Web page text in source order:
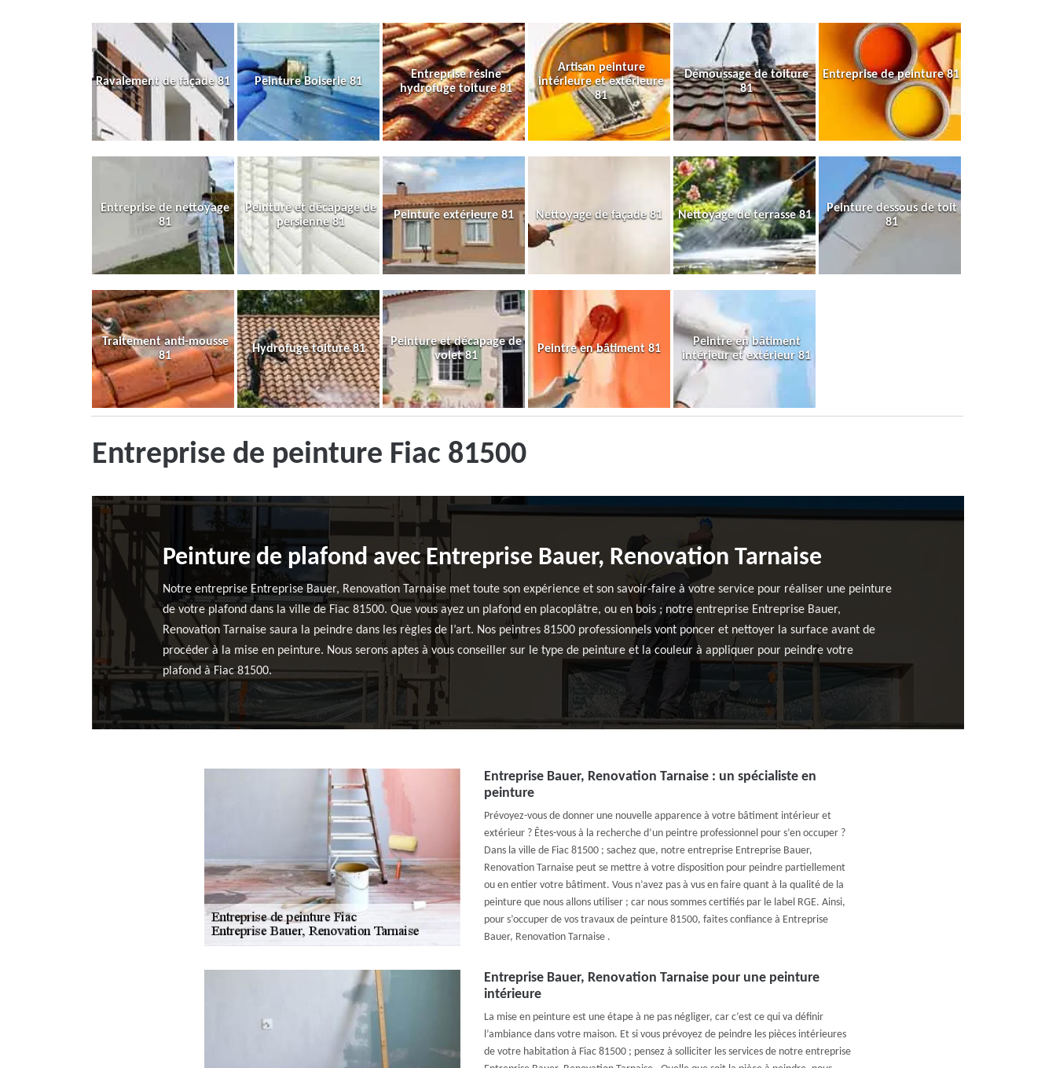
Ravalement de façade 81 Peinture Boiserie 81
Entreprise résine
hydrofuge toiture 81
Artisan peinture
intérieure et extérieure
81
Démoussage de toiture
81
Entreprise de peinture 81
Entreprise de nettoyage
81
Peinture et décapage de
persienne 81
Peinture extérieure 81 Nettoyage de façade 81 Nettoyage de terrasse 81
Peinture dessous de toit
81
Traitement anti-mousse
81
Hydrofuge toiture 81
Peinture et décapage de
volet 81
Peintre en bâtiment 81
Peintre en bâtiment
intérieur et extérieur 81
Entreprise de peinture Fiac 81500
Peinture de plafond avec Entreprise Bauer, Renovation Tarnaise
Notre entreprise Entreprise Bauer, Renovation Tarnaise met toute son expérience et son savoir-faire à votre service pour réaliser une peinture
de votre plafond dans la ville de Fiac 81500. Que vous ayez un plafond en placoplâtre, ou en bois ; notre entreprise Entreprise Bauer,
Renovation Tarnaise saura la peindre dans les règles de l’art. Nos peintres 81500 professionnels vont poncer et nettoyer la surface avant de
procéder à la mise en peinture. Nous serons aptes à vous conseiller sur le type de peinture et la couleur à appliquer pour peindre votre
plafond à Fiac 81500.
Entreprise Bauer, Renovation Tarnaise : un spécialiste en
peinture
Prévoyez-vous de donner une nouvelle apparence à votre bâtiment intérieur et
extérieur ? Êtes-vous à la recherche d’un peintre professionnel pour s’en occuper ?
Dans la ville de Fiac 81500 ; sachez que, notre entreprise Entreprise Bauer,
Renovation Tarnaise peut se mettre à votre disposition pour peindre partiellement
ou en entier votre bâtiment. Vous n’avez pas à vus en faire quant à la qualité de la
peinture que nous allons utiliser ; car nous sommes certifiés par le label RGE. Ainsi,
pour s’occuper de vos travaux de peinture 81500, faites confiance à Entreprise
Bauer, Renovation Tarnaise .
Entreprise Bauer, Renovation Tarnaise pour une peinture
intérieure
La mise en peinture est une étape à ne pas négliger, car c’est ce qui va définir
l’ambiance dans votre maison. Et si vous prévoyez de peindre les pièces intérieures
de votre habitation à Fiac 81500 ; pensez à solliciter les services de notre entreprise